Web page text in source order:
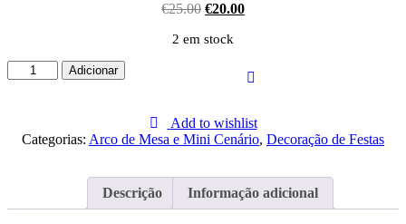
€25.00 €20.00
2 em stock
Quantidade
de
Sublimado
com
40cm
Adicionar
Add to wishlist
Categorias: Arco de Mesa e Mini Cenário, Decoração de Festas
Descrição Informação adicional